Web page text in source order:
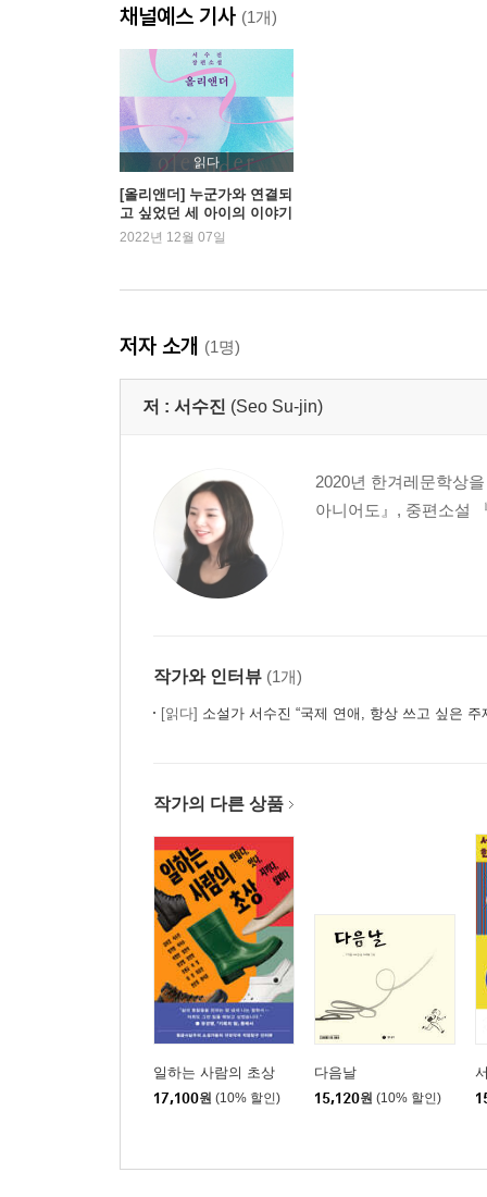
거짓말 게임
멍청하게
버림받은 신
우리를 보는 눈, 우리를 듣는 귀
내가 선택한 서사
중독
블랙 썸머
작가의 말
채널예스 기사 (1개)
읽다
[올리앤더] 누군가와 연결되
고 싶었던 세 아이의 이야기
2022년 12월 07일
저자 소개 (1명)
저 : 서수진 (Seo Su-jin)
2020년 한겨레문학상
아니어도』, 중편소설
작가와 인터뷰 (1개)
[읽다] 소설가 서수진 “국제 연애, 항상 쓰고 싶은 주
작가의 다른 상품
일하는 사람의 초상
17,100원 (10% 할인)
다음날
15,120원 (10% 할인)